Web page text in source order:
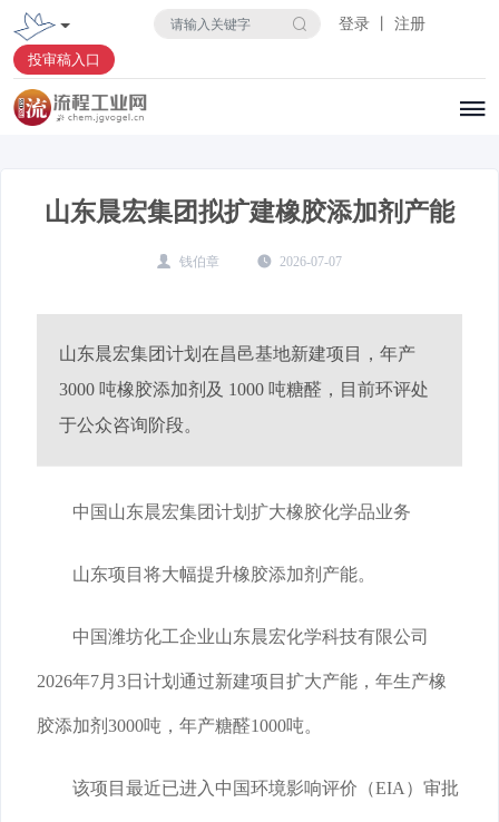
登录 丨 注册
投审稿入口
山东晨宏集团拟扩建橡胶添加剂产能
钱伯章 2026-07-07
山东晨宏集团计划在昌邑基地新建项目，年产
3000 吨橡胶添加剂及 1000 吨糖醛，目前环评处
于公众咨询阶段。
中国山东晨宏集团计划扩大橡胶化学品业务
山东项目将大幅提升橡胶添加剂产能。
中国潍坊化工企业山东晨宏化学科技有限公司
2026年7月3日计划通过新建项目扩大产能，年生产橡
胶添加剂3000吨，年产糖醛1000吨。
该项目最近已进入中国环境影响评价（EIA）审批